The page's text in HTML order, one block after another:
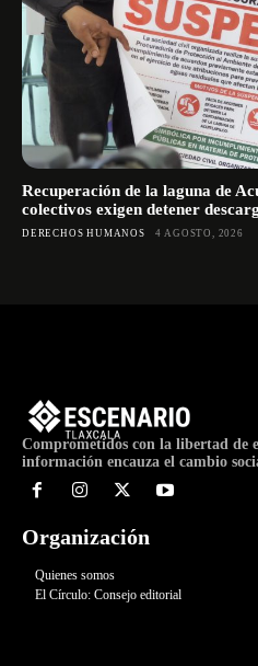
Recuperación de la laguna de
colectivos exigen detener
DERECHOS HUMANOS 4 AGOSTO, 2026
Comprometidos con la libertad de
información encauza el cambio
Organización
Quienes somos
El Círculo: Consejo editorial